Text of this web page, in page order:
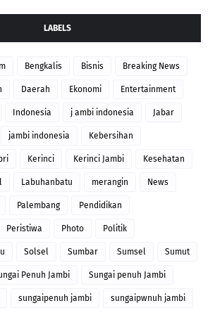
LABELS
Bengkalis Bisnis Breaking News
Daerah Ekonomi Entertainment
Indonesia j ambi indonesia Jabar
jambi indonesia Kebersihan
Kerinci Kerinci Jambi Kesehatan
Labuhanbatu merangin News
Palembang Pendidikan
Peristiwa Photo Politik
Solsel Sumbar Sumsel Sumut
Penuh Jambi Sungai penuh Jambi
sungaipenuh jambi sungaipwnuh jambi